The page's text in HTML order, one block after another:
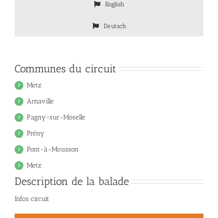
English
Deutsch
Communes du circuit
Metz
Arnaville
Pagny-sur-Moselle
Prény
Pont-à-Mousson
Metz
Description de la balade
Infos circuit